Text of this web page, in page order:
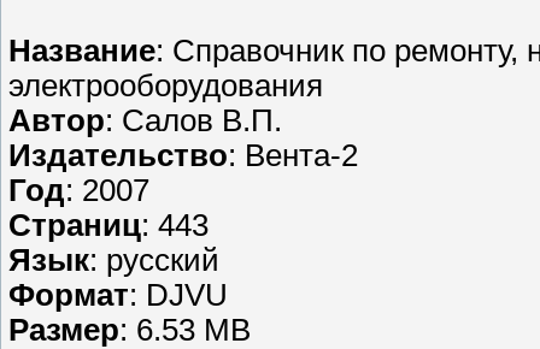
Название: Справочник по ремонту,
электрооборудования
Автор: Салов В.П.
Издательство: Вента-2
Год: 2007
Страниц: 443
Язык: русский
Формат: DJVU
Размер: 6.53 MB